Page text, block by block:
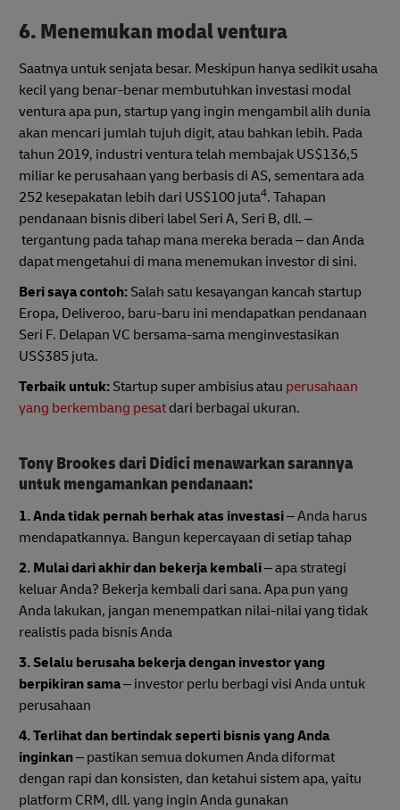
6. Menemukan modal ventura
Saatnya untuk senjata besar. Meskipun hanya sedikit usaha
kecil yang benar-benar membutuhkan investasi modal
ventura apa pun, startup yang ingin mengambil alih dunia
akan mencari jumlah tujuh digit, atau bahkan lebih. Pada
tahun 2019, industri ventura telah membajak US$136,5
miliar ke perusahaan yang berbasis di AS, sementara ada
252 kesepakatan lebih dari US$100 juta4. Tahapan
pendanaan bisnis diberi label Seri A, Seri B, dll. –
tergantung pada tahap mana mereka berada – dan Anda
dapat mengetahui di mana menemukan investor di sini.
Beri saya contoh: Salah satu kesayangan kancah startup
Eropa, Deliveroo, baru-baru ini mendapatkan pendanaan
Seri F. Delapan VC bersama-sama menginvestasikan
US$385 juta.
Terbaik untuk: Startup super ambisius atau perusahaan
yang berkembang pesat dari berbagai ukuran.
Tony Brookes dari Didici menawarkan sarannya
untuk mengamankan pendanaan:
1. Anda tidak pernah berhak atas investasi– Anda harus
mendapatkannya. Bangun kepercayaan di setiap tahap
2. Mulai dari akhir dan bekerja kembali– apa strategi
keluar Anda? Bekerja kembali dari sana. Apa pun yang
Anda lakukan, jangan menempatkan nilai-nilai yang tidak
realistis pada bisnis Anda
3. Selalu berusaha bekerja dengan investor yang
berpikiran sama– investor perlu berbagi visi Anda untuk
perusahaan
4. Terlihat dan bertindak seperti bisnis yang Anda
inginkan– pastikan semua dokumen Anda diformat
dengan rapi dan konsisten, dan ketahui sistem apa, yaitu
platform CRM, dll. yang ingin Anda gunakan